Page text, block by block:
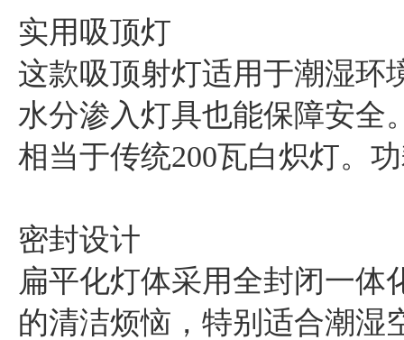
‌实用吸顶灯‌
这款吸顶射灯适用于潮湿环
水分渗入灯具也能保障安全
相当于传统200瓦白炽灯。
‌密封设计‌
扁平化灯体采用全封闭一体
的清洁烦恼，特别适合潮湿